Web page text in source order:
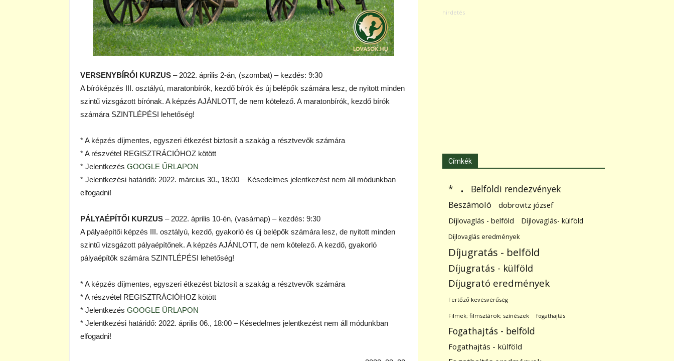
VERSENYBÍRÓI KURZUS – 2022. április 2-án, (szombat) – kezdés: 9:30
A bíróképzés III. osztályú, maratonbírók, kezdő bírók és új belépők számára lesz, de nyitott minden
szintű vizsgázott bírónak. A képzés AJÁNLOTT, de nem kötelező. A maratonbírók, kezdő bírók
számára SZINTLÉPÉSI lehetőség!
* A képzés díjmentes, egyszeri étkezést biztosít a szakág a résztvevők számára
* A részvétel REGISZTRÁCIÓHOZ kötött
* Jelentkezés GOOGLE ŰRLAPON
* Jelentkezési határidő: 2022. március 30., 18:00 – Késedelmes jelentkezést nem áll módunkban
elfogadni!
PÁLYAÉPÍTŐI KURZUS – 2022. április 10-én, (vasárnap) – kezdés: 9:30
A pályaépítői képzés III. osztályú, kezdő, gyakorló és új belépők számára lesz, de nyitott minden
szintű vizsgázott pályaépítőnek. A képzés AJÁNLOTT, de nem kötelező. A kezdő, gyakorló
pályaépítők számára SZINTLÉPÉSI lehetőség!
* A képzés díjmentes, egyszeri étkezést biztosít a szakág a résztvevők számára
* A részvétel REGISZTRÁCIÓHOZ kötött
* Jelentkezés GOOGLE ŰRLAPON
* Jelentkezési határidő: 2022. április 06., 18:00 – Késedelmes jelentkezést nem áll módunkban
elfogadni!
Címkék
* . Belföldi rendezvények
Beszámoló dobrovitz józsef
Díjlovaglás - belföld Díjlovaglás- külföld
Díjlovaglás eredmények
Díjugratás - belföld
Díjugratás - külföld
Díjugrató eredmények
Fertőző kevésvérűség
Filmek; filmsztárok; színészek fogathajtás
Fogathajtás - belföld
Fogathajtás - külföld